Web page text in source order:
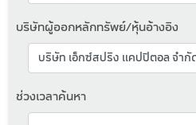
บริษัทผู้ออกหลักทรัพย์/หุ้นอ้างอิง
ช่วงเวลาค้นหา